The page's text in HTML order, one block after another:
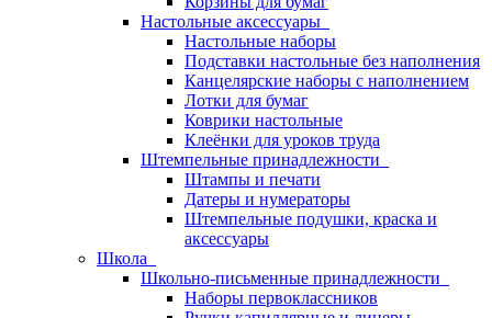
Настольные аксессуары
Настольные наборы
Подставки настольные без наполнения
Канцелярские наборы с наполнением
Лотки для бумаг
Коврики настольные
Клеёнки для уроков труда
Штемпельные принадлежности
Штампы и печати
Датеры и нумераторы
Штемпельные подушки, краска и
аксессуары
Школа
Школьно-письменные принадлежности
Наборы первоклассников